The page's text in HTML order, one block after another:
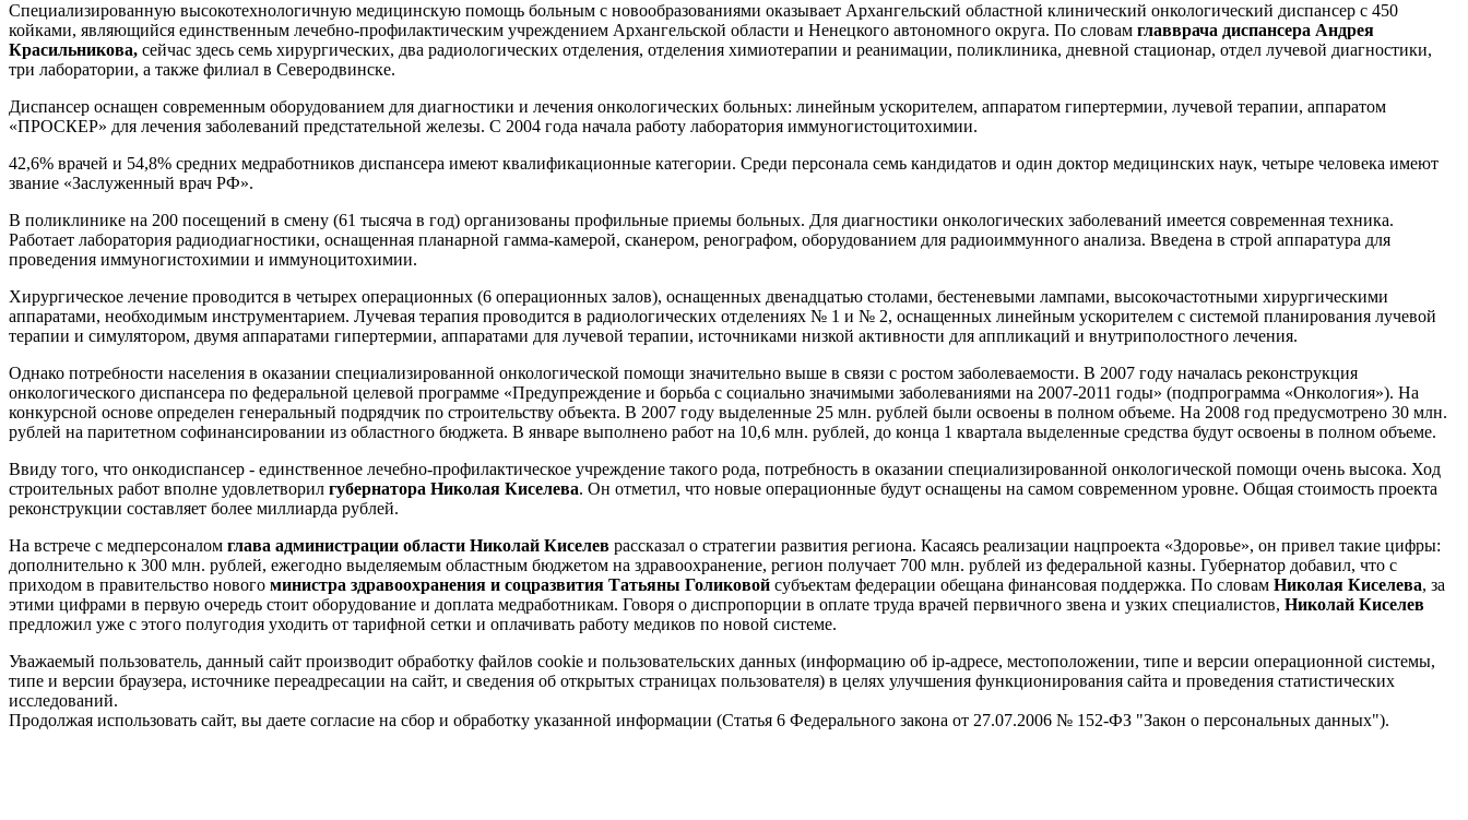
Специализированную высокотехнологичную медицинскую помощь больным с новообразованиями оказывает Архангельский областной клинический онкологический диспансер с 450
койками, являющийся единственным лечебно-профилактическим учреждением Архангельской области и Ненецкого автономного округа. По словам главврача диспансера Андрея
Красильникова, сейчас здесь семь хирургических, два радиологических отделения, отделения химиотерапии и реанимации, поликлиника, дневной стационар, отдел лучевой диагностики,
три лаборатории, а также филиал в Северодвинске.
Диспансер оснащен современным оборудованием для диагностики и лечения онкологических больных: линейным ускорителем, аппаратом гипертермии, лучевой терапии, аппаратом
«ПРОСКЕР» для лечения заболеваний предстательной железы. С 2004 года начала работу лаборатория иммуногистоцитохимии.
42,6% врачей и 54,8% средних медработников диспансера имеют квалификационные категории. Среди персонала семь кандидатов и один доктор медицинских наук, четыре человека имеют
звание «Заслуженный врач РФ».
В поликлинике на 200 посещений в смену (61 тысяча в год) организованы профильные приемы больных. Для диагностики онкологических заболеваний имеется современная техника.
Работает лаборатория радиодиагностики, оснащенная планарной гамма-камерой, сканером, ренографом, оборудованием для радиоиммунного анализа. Введена в строй аппаратура для
проведения иммуногистохимии и иммуноцитохимии.
Хирургическое лечение проводится в четырех операционных (6 операционных залов), оснащенных двенадцатью столами, бестеневыми лампами, высокочастотными хирургическими
аппаратами, необходимым инструментарием. Лучевая терапия проводится в радиологических отделениях № 1 и № 2, оснащенных линейным ускорителем с системой планирования лучевой
терапии и симулятором, двумя аппаратами гипертермии, аппаратами для лучевой терапии, источниками низкой активности для аппликаций и внутриполостного лечения.
Однако потребности населения в оказании специализированной онкологической помощи значительно выше в связи с ростом заболеваемости. В 2007 году началась реконструкция
онкологического диспансера по федеральной целевой программе «Предупреждение и борьба с социально значимыми заболеваниями на 2007-2011 годы» (подпрограмма «Онкология»). На
конкурсной основе определен генеральный подрядчик по строительству объекта. В 2007 году выделенные 25 млн. рублей были освоены в полном объеме. На 2008 год предусмотрено 30 млн.
рублей на паритетном софинансировании из областного бюджета. В январе выполнено работ на 10,6 млн. рублей, до конца 1 квартала выделенные средства будут освоены в полном объеме.
Ввиду того, что онкодиспансер - единственное лечебно-профилактическое учреждение такого рода, потребность в оказании специализированной онкологической помощи очень высока. Ход
строительных работ вполне удовлетворил губернатора Николая Киселева. Он отметил, что новые операционные будут оснащены на самом современном уровне. Общая стоимость проекта
реконструкции составляет более миллиарда рублей.
На встрече с медперсоналом глава администрации области Николай Киселев рассказал о стратегии развития региона. Касаясь реализации нацпроекта «Здоровье», он привел такие цифры:
дополнительно к 300 млн. рублей, ежегодно выделяемым областным бюджетом на здравоохранение, регион получает 700 млн. рублей из федеральной казны. Губернатор добавил, что с
приходом в правительство нового министра здравоохранения и соцразвития Татьяны Голиковой субъектам федерации обещана финансовая поддержка. По словам Николая Киселева, за
этими цифрами в первую очередь стоит оборудование и доплата медработникам. Говоря о диспропорции в оплате труда врачей первичного звена и узких специалистов, Николай Киселев
предложил уже с этого полугодия уходить от тарифной сетки и оплачивать работу медиков по новой системе.
Уважаемый пользователь, данный сайт производит обработку файлов cookie и пользовательских данных (информацию об ip-адресе, местоположении, типе и версии операционной системы,
типе и версии браузера, источнике переадресации на сайт, и сведения об открытых страницах пользователя) в целях улучшения функционирования сайта и проведения статистических
исследований.
Продолжая использовать сайт, вы даете согласие на сбор и обработку указанной информации (Статья 6 Федерального закона от 27.07.2006 № 152-ФЗ "Закон о персональных данных").